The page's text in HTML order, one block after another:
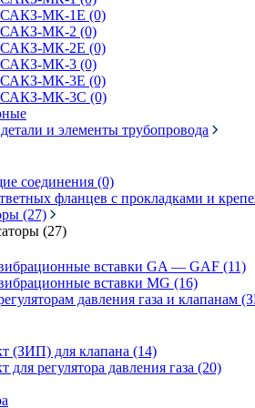
САКЗ-МК-1Е (0)
САКЗ-МК-2 (0)
САКЗ-МК-2Е (0)
САКЗ-МК-3 (0)
САКЗ-МК-3Е (0)
САКЗ-МК-3С (0)
и элементы трубопровода
соединения (0)
фланцев с прокладками и
(27)
(27)
вставки GA — GAF (11)
вставки MG (16)
давления газа и клапанам
(ЗИП) для клапана (14)
для регулятора давления газа (20)